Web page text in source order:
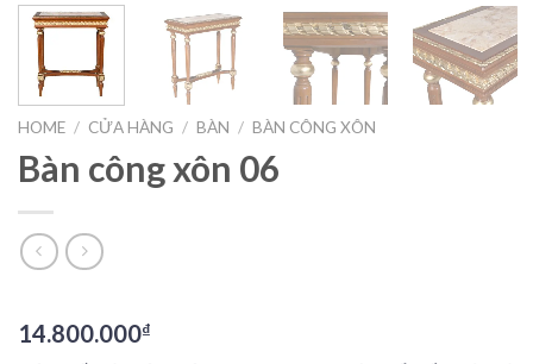
HOME / CỬA HÀNG / BÀN / BÀN CÔNG XÔN
Bàn công xôn 06
14.800.000₫